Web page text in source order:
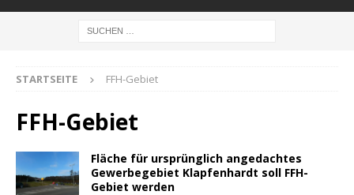
STARTSEITE FFH-Gebiet
FFH-Gebiet
Fläche für ursprünglich angedachtes
Gewerbegebiet Klapfenhardt soll FFH-
Gebiet werden